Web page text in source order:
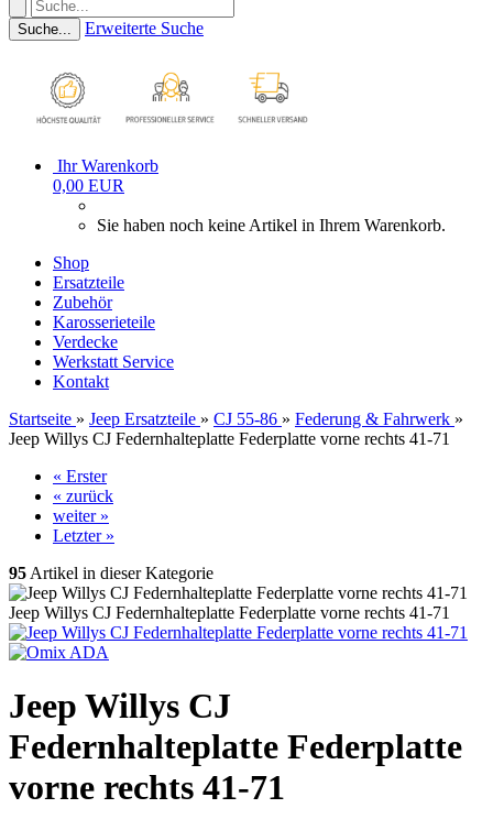
Suche... Erweiterte Suche
Ihr Warenkorb
0,00 EUR
Sie haben noch keine Artikel in Ihrem Warenkorb.
Shop
Ersatzteile
Zubehör
Karosserieteile
Verdecke
Werkstatt Service
Kontakt
Startseite » Jeep Ersatzteile » CJ 55-86 » Federung & Fahrwerk »
Jeep Willys CJ Federnhalteplatte Federplatte vorne rechts 41-71
« Erster
« zurück
weiter »
Letzter »
95 Artikel in dieser Kategorie
Jeep Willys CJ Federnhalteplatte Federplatte vorne rechts 41-71
Jeep Willys CJ
Federnhalteplatte Federplatte
vorne rechts 41-71